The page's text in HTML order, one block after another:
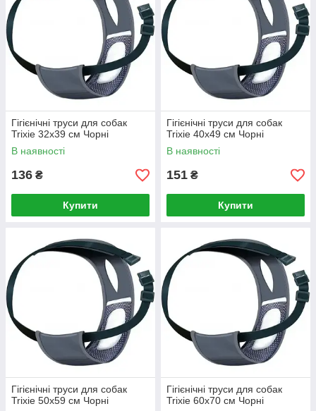
Гігієнічні труси для собак
Trixie 32х39 см Чорні
В наявності
136 ₴
Купити
Гігієнічні труси для собак
Trixie 40х49 см Чорні
В наявності
151 ₴
Купити
Гігієнічні труси для собак
Trixie 50х59 см Чорні
Гігієнічні труси для собак
Trixie 60х70 см Чорні